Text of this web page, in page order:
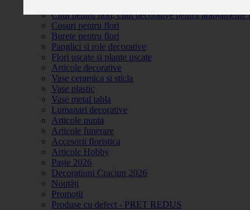
Cutii pentru flori, cutii decorative pentru aranjamente
Cosuri pentru flori
Burete pentru flori
Panglici si role decorative
Flori uscate si plante uscate
Articole decorative
Vase ceramica si sticla
Vase plastic
Vase metal tabla
Lumanari decorative
Articole nunta
Articole funerare
Accesorii floristica
Articole Hobby
Paște 2026
Decoratiuni Craciun 2026
Noutăți
Promoții
Produse cu defect - PRET REDUS